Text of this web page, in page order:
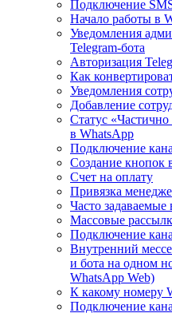
Подключение
Начало работы в
Уведомления
Telegram‑бота
Авторизация
Как
Уведомления
Добавление
Статус
в WhatsApp
Подключение
Создание кнопок
Счет на оплату
Привязка
Часто задаваемые
Массовые
Подключение
Внутренний
и бота на одном
WhatsApp Web)
К какому номеру
Подключение